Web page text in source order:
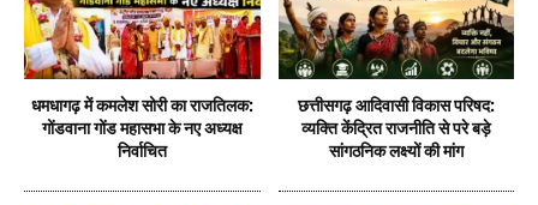
धमधागढ़ में कमलेश सोरी का राजतिलक:
गोंडवाना गोंड महासभा के नए अध्यक्ष
निर्वाचित
छत्तीसगढ़ आदिवासी विकास परिषद:
व्यक्ति केंद्रित राजनीति से परे बड़े
सांगठनिक लक्ष्यों की मांग